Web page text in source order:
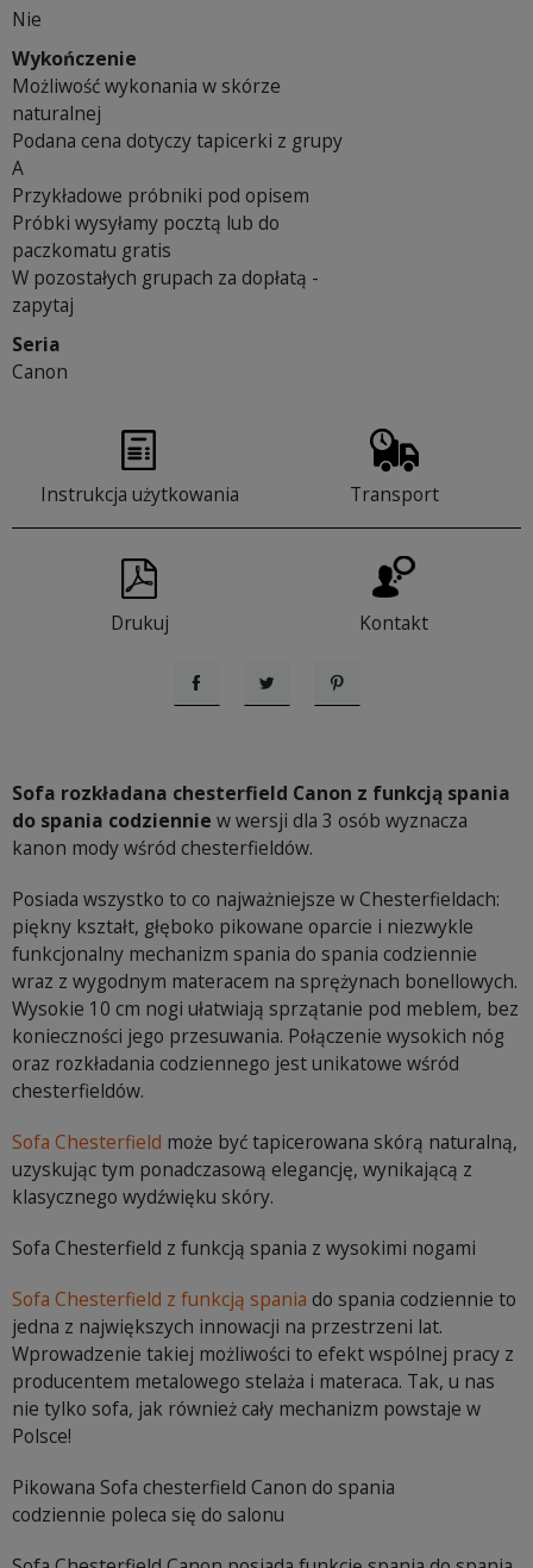
Nie
Wykończenie
Możliwość wykonania w skórze
naturalnej
Podana cena dotyczy tapicerki z grupy
A
Przykładowe próbniki pod opisem
Próbki wysyłamy pocztą lub do
paczkomatu gratis
W pozostałych grupach za dopłatą -
zapytaj
Seria
Canon
Instrukcja użytkowania Transport
Drukuj Kontakt
UdostępnijTweetujPinterest
Sofa rozkładana chesterfield Canon z funkcją spania
do spania codziennie w wersji dla 3 osób wyznacza
kanon mody wśród chesterfieldów.
Posiada wszystko to co najważniejsze w Chesterfieldach:
piękny kształt, głęboko pikowane oparcie i niezwykle
funkcjonalny mechanizm spania do spania codziennie
wraz z wygodnym materacem na sprężynach bonellowych.
Wysokie 10 cm nogi ułatwiają sprzątanie pod meblem, bez
konieczności jego przesuwania. Połączenie wysokich nóg
oraz rozkładania codziennego jest unikatowe wśród
chesterfieldów.
Sofa Chesterfield może być tapicerowana skórą naturalną,
uzyskując tym ponadczasową elegancję, wynikającą z
klasycznego wydźwięku skóry.
Sofa Chesterfield z funkcją spania z wysokimi nogami
Sofa Chesterfield z funkcją spania do spania codziennie to
jedna z największych innowacji na przestrzeni lat.
Wprowadzenie takiej możliwości to efekt wspólnej pracy z
producentem metalowego stelaża i materaca. Tak, u nas
nie tylko sofa, jak również cały mechanizm powstaje w
Polsce!
Pikowana Sofa chesterfield Canon do spania
codziennie poleca się do salonu